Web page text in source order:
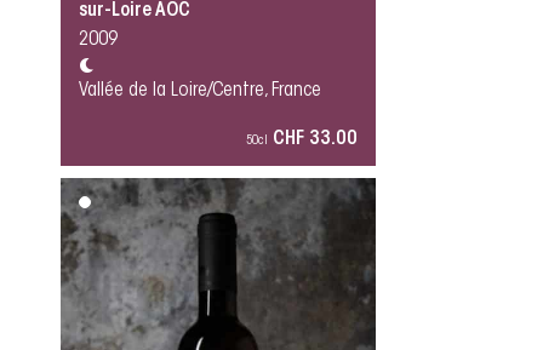
sur-Loire AOC
2009
Vallée de la Loire/Centre, France
50cl CHF 33.00